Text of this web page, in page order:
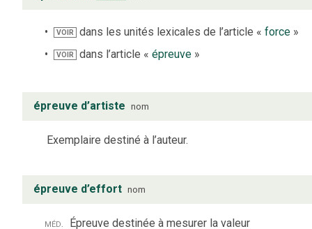
VOIR dans les unités lexicales de l’article «force »
VOIR dans l’article «épreuve »
épreuve d’artiste nom
Exemplaire destiné à l’auteur.
épreuve d’effort nom
méd. Épreuve destinée à mesurer la valeur